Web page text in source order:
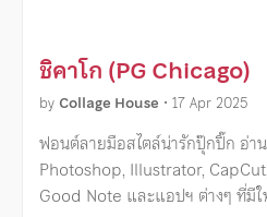
ชิคาโก (PG Chicago)
by Collage House • 17 Apr 2025
ฟอนต์ลายมือสไตล์น่ารักปุ๊กปิ๊ก อ่า
Photoshop, Illustrator,
Good Note และแอปฯ ต่างๆ ที่มี